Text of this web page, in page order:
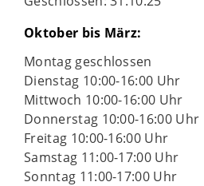
Oktober bis März:
Montag geschlossen
Dienstag 10:00-16:00 Uhr
Mittwoch 10:00-16:00 Uhr
Donnerstag 10:00-16:00 Uhr
Freitag 10:00-16:00 Uhr
Samstag 11:00-17:00 Uhr
Sonntag 11:00-17:00 Uhr